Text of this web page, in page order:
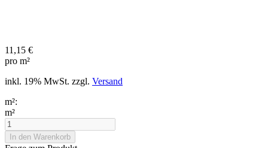
11,15 €
pro m²
inkl. 19% MwSt. zzgl. Versand
m²:
m²